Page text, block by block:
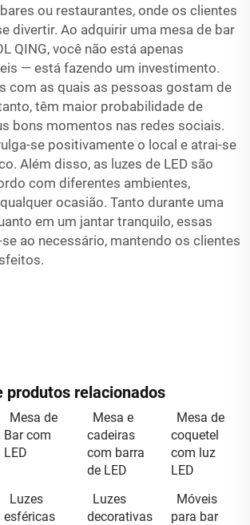
ou restaurantes, onde os clientes
divertir. Ao adquirir uma mesa de bar
QING, você não está apenas
— está fazendo um investimento.
com as quais as pessoas gostam de
têm maior probabilidade de
bons momentos nas redes sociais.
se positivamente o local e atrai-se
Além disso, as luzes de LED são
com diferentes ambientes,
ocasião. Tanto durante uma
em um jantar tranquilo, essas
ao necessário, mantendo os clientes
produtos relacionados
Mesa de
Bar com
LED
Mesa e
cadeiras
com barra
de LED
Mesa de
coquetel
com luz
LED
Luzes
esféricas
Luzes
decorativas
Móveis
para bar